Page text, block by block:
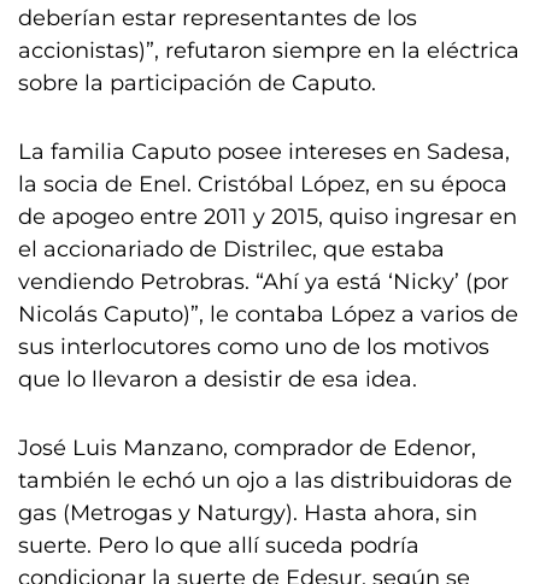
deberían estar representantes de los
accionistas)”, refutaron siempre en la eléctrica
sobre la participación de Caputo.
La familia Caputo posee intereses en Sadesa,
la socia de Enel. Cristóbal López, en su época
de apogeo entre 2011 y 2015, quiso ingresar en
el accionariado de Distrilec, que estaba
vendiendo Petrobras. “Ahí ya está ‘Nicky’ (por
Nicolás Caputo)”, le contaba López a varios de
sus interlocutores como uno de los motivos
que lo llevaron a desistir de esa idea.
José Luis Manzano, comprador de Edenor,
también le echó un ojo a las distribuidoras de
gas (Metrogas y Naturgy). Hasta ahora, sin
suerte. Pero lo que allí suceda podría
condicionar la suerte de Edesur, según se